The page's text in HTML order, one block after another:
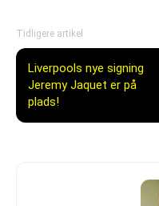
Tidligere artikel
Liverpools nye signing
Jeremy Jaquet er på
plads!